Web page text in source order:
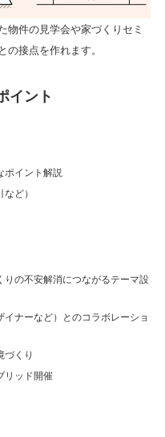
物件の見学会や家づくりセミ
の接点を作れます。
イント
ポイント解説
ど）
の不安解消につながるテーマ設
ナーなど）とのコラボレーショ
づくり
リッド開催